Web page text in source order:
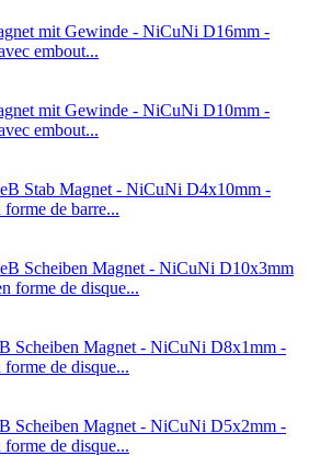
D16mm -
embout...
D10mm -
embout...
D4x10mm -
de barre...
D10x3mm
forme de disque...
D8x1mm -
de disque...
D5x2mm -
de disque...